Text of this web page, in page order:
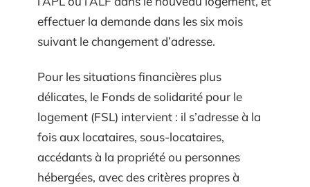
effectuer la demande dans les six mois
suivant le changement d’adresse.
Pour les situations financières plus
délicates, le Fonds de solidarité pour le
logement (FSL) intervient : il s’adresse à la
fois aux locataires, sous-locataires,
accédants à la propriété ou personnes
hébergées, avec des critères propres à